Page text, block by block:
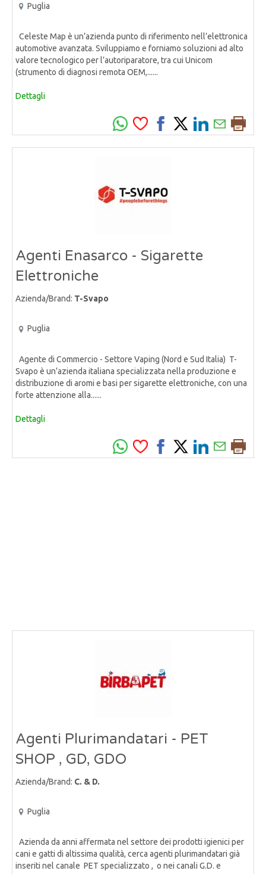
Puglia
Celeste Map è un’azienda punto di riferimento nell’elettronica
automotive avanzata. Sviluppiamo e forniamo soluzioni ad alto
valore tecnologico per l’autoriparatore, tra cui Unicom
(strumento di diagnosi remota OEM,......
Dettagli
Agenti Enasarco - Sigarette
Elettroniche
Azienda/Brand: T-Svapo
Puglia
Agente di Commercio - Settore Vaping (Nord e Sud Italia) T-
Svapo è un’azienda italiana specializzata nella produzione e
distribuzione di aromi e basi per sigarette elettroniche, con una
forte attenzione alla......
Dettagli
Agenti Plurimandatari - PET
SHOP , GD, GDO
Azienda/Brand: C. & D.
Puglia
Azienda da anni affermata nel settore dei prodotti igienici per
cani e gatti di altissima qualità, cerca agenti plurimandatari già
inseriti nel canale PET specializzato , o nei canali G.D. e